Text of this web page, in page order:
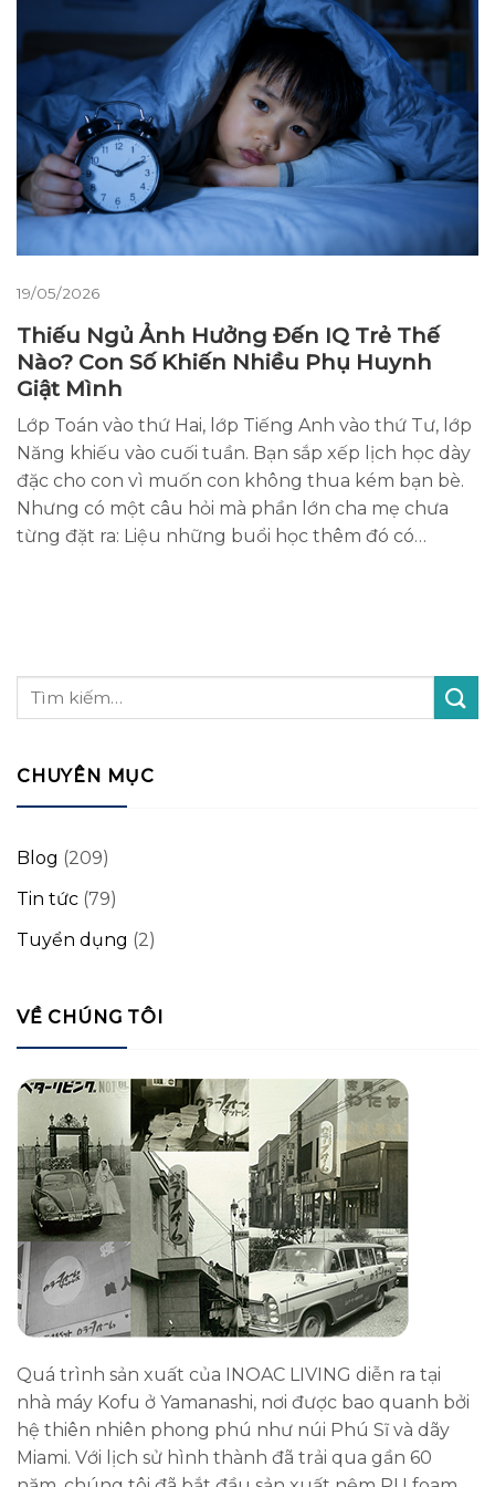
19/05/2026
Thiếu Ngủ Ảnh Hưởng Đến IQ Trẻ Thế
Nào? Con Số Khiến Nhiều Phụ Huynh
Giật Mình
Lớp Toán vào thứ Hai, lớp Tiếng Anh vào thứ Tư, lớp
Năng khiếu vào cuối tuần. Bạn sắp xếp lịch học dày
đặc cho con vì muốn con không thua kém bạn bè.
Nhưng có một câu hỏi mà phần lớn cha mẹ chưa
từng đặt ra: Liệu những buổi học thêm đó có…
CHUYÊN MỤC
Blog (209)
Tin tức (79)
Tuyển dụng (2)
VỀ CHÚNG TÔI
Quá trình sản xuất của INOAC LIVING diễn ra tại
nhà máy Kofu ở Yamanashi, nơi được bao quanh bởi
hệ thiên nhiên phong phú như núi Phú Sĩ và dãy
Miami. Với lịch sử hình thành đã trải qua gần 60